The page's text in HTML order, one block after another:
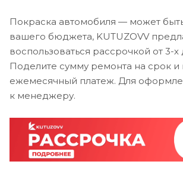
Покраска автомобиля — может
вашего бюджета, KUTUZOVV
воспользоваться рассрочкой от 3-х
Поделите сумму ремонта на срок и
ежемесячный платеж. Для
к менеджеру.